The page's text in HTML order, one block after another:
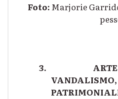
Foto: Marjorie
3.